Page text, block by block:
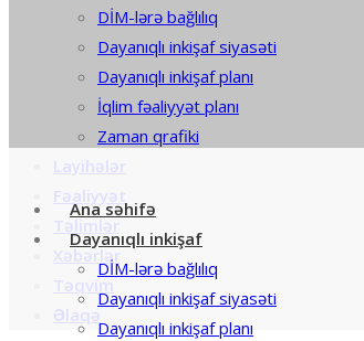
DİM-lərə bağlılıq
Dayanıqlı inkişaf siyasəti
Dayanıqlı inkişaf planı
İqlim fəaliyyət planı
Zaman qrafiki
Layihələr
Fəaliyyət
Təlimlər
Xəbərlər
Təqvim
Əlaqə
Ana səhifə
Dayanıqlı inkişaf
DİM-lərə bağlılıq
Dayanıqlı inkişaf siyasəti
Dayanıqlı inkişaf planı